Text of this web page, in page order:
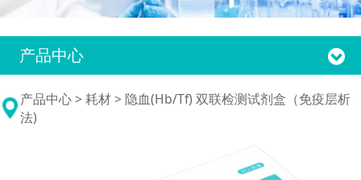
产品中心
隐血(Hb/Tf) 双联检测
试剂盒（免疫层析法)
产品中心> 耗材> 隐血(Hb/Tf) 双联检测试剂盒（免疫层析
法)